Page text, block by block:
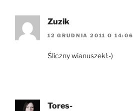
Zuzik
12 GRUDNIA 2011 O 14:06
Śliczny wianuszek!:-)
Tores-